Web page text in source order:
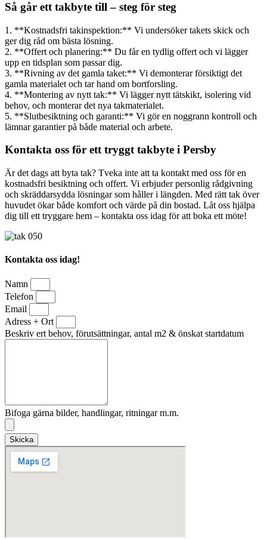
Så går ett takbyte till – steg för steg
1. **Kostnadsfri takinspektion:** Vi undersöker takets skick och
ger dig råd om bästa lösning.
2. **Offert och planering:** Du får en tydlig offert och vi lägger
upp en tidsplan som passar dig.
3. **Rivning av det gamla taket:** Vi demonterar försiktigt det
gamla materialet och tar hand om bortforsling.
4. **Montering av nytt tak:** Vi lägger nytt tätskikt, isolering vid
behov, och monterar det nya takmaterialet.
5. **Slutbesiktning och garanti:** Vi gör en noggrann kontroll och
lämnar garantier på både material och arbete.
Kontakta oss för ett tryggt takbyte i Persby
Är det dags att byta tak? Tveka inte att ta kontakt med oss för en
kostnadsfri besiktning och offert. Vi erbjuder personlig rådgivning
och skräddarsydda lösningar som håller i längden. Med rätt tak över
huvudet ökar både komfort och värde på din bostad. Låt oss hjälpa
dig till ett tryggare hem – kontakta oss idag för att boka ett möte!
Kontakta oss idag!
Namn
Telefon
Email
Adress + Ort
Beskriv ert behov, förutsättningar, antal m2 & önskat startdatum
Bifoga gärna bilder, handlingar, ritningar m.m.
Skicka